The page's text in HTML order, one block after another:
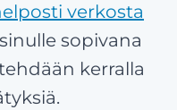
verkosta
sopivana
kerralla